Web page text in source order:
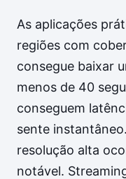
As aplicações
regiões com
consegue baixar
menos de 40
conseguem
sente
resolução alta
notável.